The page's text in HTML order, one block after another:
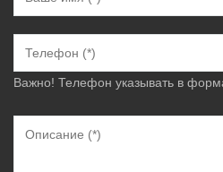
Важно! Телефон указывать в